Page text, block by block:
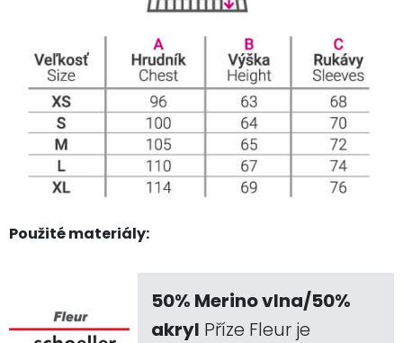
Použité materiály:
50% Merino vlna/50%
akryl Příze Fleur je